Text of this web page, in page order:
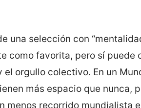
una selección con
como favorita, pero sí puede
orgullo colectivo. En un
más espacio que nunca,
menos recorrido mundialista